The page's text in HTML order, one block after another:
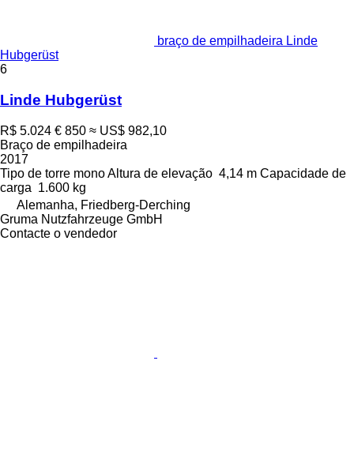
braço de empilhadeira Linde
Hubgerüst
6
Linde Hubgerüst
R$ 5.024 € 850 ≈ US$ 982,10
Braço de empilhadeira
2017
Tipo de torre monoAltura de elevação 4,14 m Capacidade de
carga 1.600 kg
Alemanha, Friedberg-Derching
Gruma Nutzfahrzeuge GmbH
Contacte o vendedor